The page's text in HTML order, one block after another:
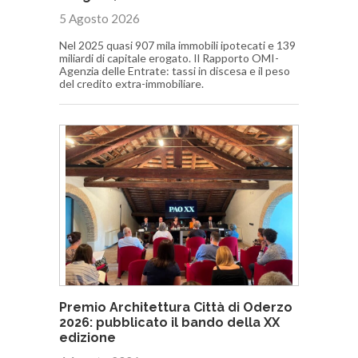
5 Agosto 2026
Nel 2025 quasi 907 mila immobili ipotecati e 139
miliardi di capitale erogato. Il Rapporto OMI-
Agenzia delle Entrate: tassi in discesa e il peso
del credito extra-immobiliare.
Premio Architettura Città di Oderzo
2026: pubblicato il bando della XX
edizione